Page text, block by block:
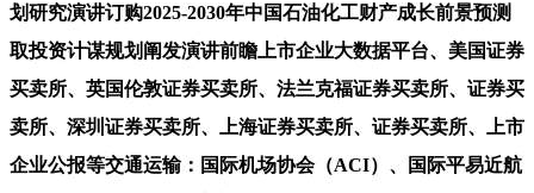
划研究演讲订购2025-2030年中国石油化工财产成长前景预测
取投资计谋规划阐发演讲前瞻上市企业大数据平台、美国证券
买卖所、英国伦敦证券买卖所、法兰克福证券买卖所、证券买
卖所、深圳证券买卖所、上海证券买卖所、证券买卖所、上市
企业公报等交通运输：国际机场协会（ACI）、国际平易近航